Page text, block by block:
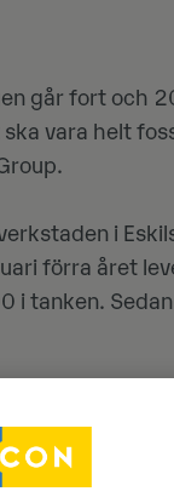
går fort och
vara helt
i
förra året
i tanken.
en
klimatavtryck.
bränsle,